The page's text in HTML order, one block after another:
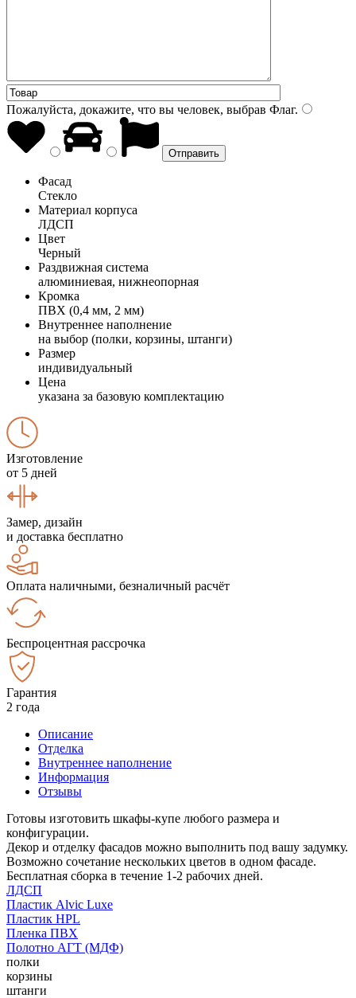
Пожалуйста, докажите, что вы человек, выбрав Флаг.
Фасад
Стекло
Материал корпуса
ЛДСП
Цвет
Черный
Раздвижная система
алюминиевая, нижнеопорная
Кромка
ПВХ (0,4 мм, 2 мм)
Внутреннее наполнение
на выбор (полки, корзины, штанги)
Размер
индивидуальный
Цена
указана за базовую комплектацию
Изготовление
от 5 дней
Замер, дизайн
и доставка бесплатно
Оплата наличными, безналичный расчёт
Беспроцентная рассрочка
Гарантия
2 года
Описание
Отделка
Внутреннее наполнение
Информация
Отзывы
Готовы изготовить шкафы-купе любого размера и
конфигурации.
Декор и отделку фасадов можно выполнить под вашу задумку.
Возможно сочетание нескольких цветов в одном фасаде.
Бесплатная сборка в течение 1-2 рабочих дней.
ЛДСП
Пластик Alvic Luxe
Пластик HPL
Пленка ПВХ
Полотно АГТ (МДФ)
полки
корзины
штанги